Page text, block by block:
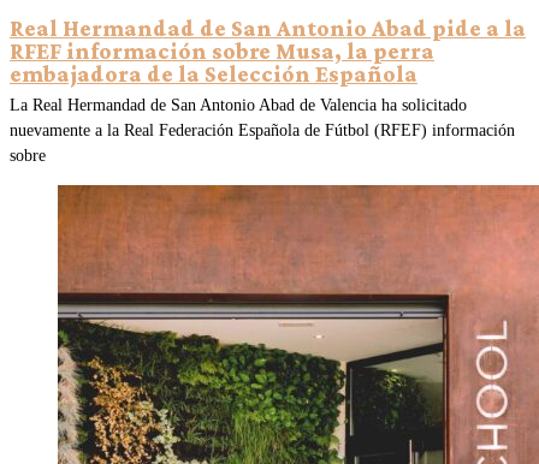
Real Hermandad de San Antonio Abad pide a la
RFEF información sobre Musa, la perra
embajadora de la Selección Española
La Real Hermandad de San Antonio Abad de Valencia ha solicitado
nuevamente a la Real Federación Española de Fútbol (RFEF) información
sobre